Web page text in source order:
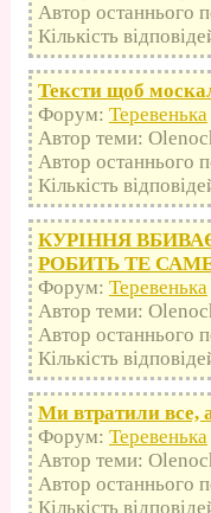
Автор останнього
Кількість
Тексти щоб
Форум: Теревенька
Автор теми:
Автор останнього
Кількість
КУРІННЯ
РОБИТЬ ТЕ
Форум: Теревенька
Автор теми:
Автор останнього
Кількість
Ми втратили все,
Форум: Теревенька
Автор теми:
Автор останнього
Кількість